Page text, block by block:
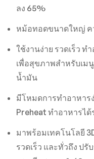
ลง 65%
หม้อทอดขนาดใหญ่ ค
ใช้งานง่าย รวดเร็ว ท
เพื่อสุขภาพสำหรับเม
น้ำมัน
มีโหมดการทำอาหาร
Preheat ทำอาหารได้
มาพร้อมเทคโนโลยี
รวดเร็ว และทั่วถึง ป